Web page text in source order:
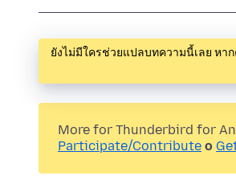
ยังไม่มีใครช่วยแปลบทความนี้เลย หา
More for Thunderbird for
Participate/Contribute o